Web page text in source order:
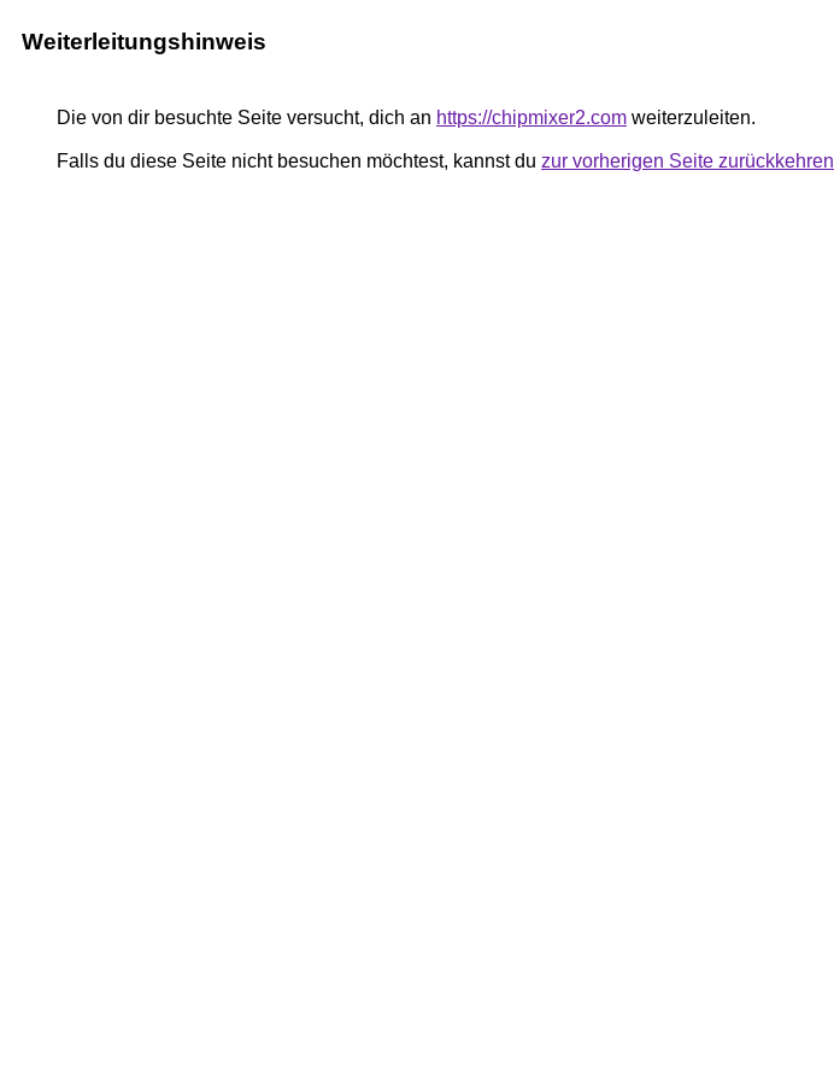
Weiterleitungshinweis
Die von dir besuchte Seite versucht, dich an https://chipmixer2.com weiterzuleiten.
Falls du diese Seite nicht besuchen möchtest, kannst du zur vorherigen Seite zurückkehren